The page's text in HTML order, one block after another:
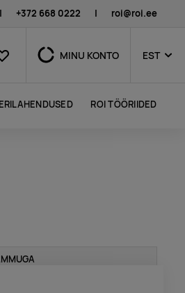
| +372 668 0222 | roi@roi.ee
Lemmikud MINU KONTO EST
ERILAHENDUSED ROI TÖÖRIIDED